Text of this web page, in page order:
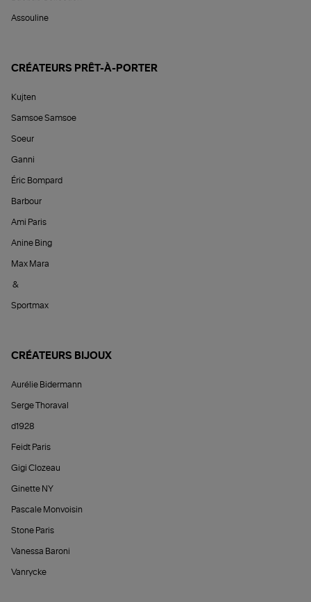
Assouline
CRÉATEURS PRÊT-À-PORTER
Kujten
Samsoe Samsoe
Soeur
Ganni
Éric Bompard
Barbour
Ami Paris
Anine Bing
Max Mara
&
Sportmax
CRÉATEURS BIJOUX
Aurélie Bidermann
Serge Thoraval
d1928
Feidt Paris
Gigi Clozeau
Ginette NY
Pascale Monvoisin
Stone Paris
Vanessa Baroni
Vanrycke